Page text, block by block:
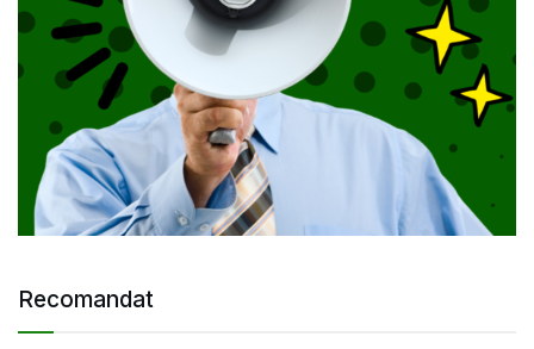
Recomandat